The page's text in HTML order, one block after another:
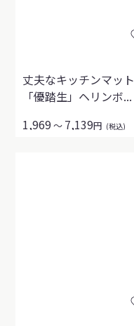
丈夫なキッチンマット
「優踏生」ヘリンボ...
1,969～ 7,139円 (税込)